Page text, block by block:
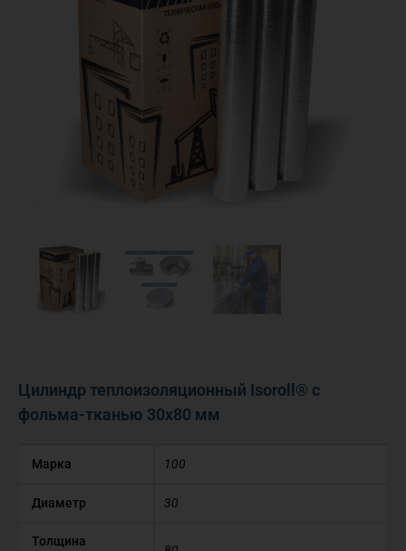
Цилиндр теплоизоляционный Isoroll® с
фольма-тканью 30х80 мм
Марка 100
Диаметр 30
Толщина